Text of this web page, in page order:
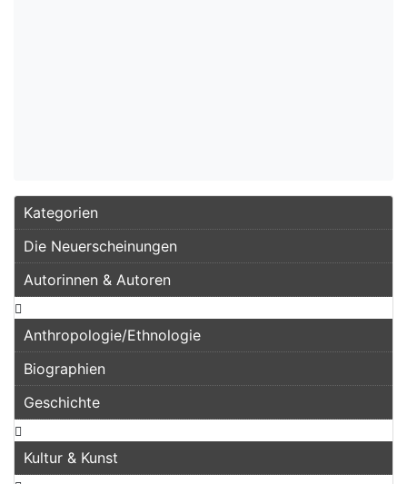
Kategorien
Die Neuerscheinungen
Autorinnen & Autoren
Anthropologie/Ethnologie
Biographien
Geschichte
Kultur & Kunst